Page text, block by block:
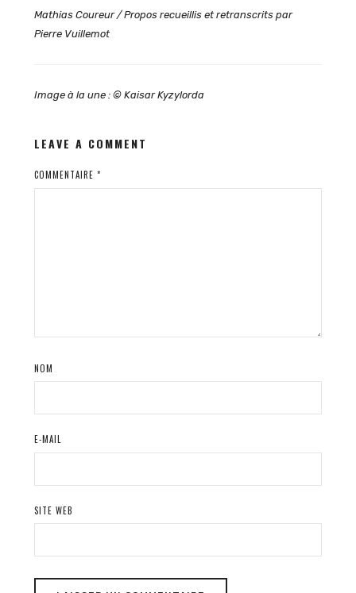
Mathias Coureur / Propos recueillis et retranscrits par
Pierre Vuillemot
Image à la une : © Kaisar Kyzylorda
LEAVE A COMMENT
COMMENTAIRE *
NOM
E-MAIL
SITE WEB